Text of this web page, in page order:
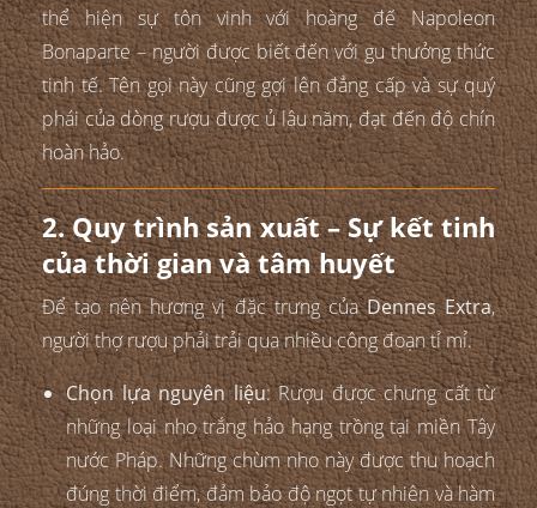
thể hiện sự tôn vinh với hoàng đế Napoleon
Bonaparte – người được biết đến với gu thưởng thức
tinh tế. Tên gọi này cũng gợi lên đẳng cấp và sự quý
phái của dòng rượu được ủ lâu năm, đạt đến độ chín
hoàn hảo.
2. Quy trình sản xuất – Sự kết tinh
của thời gian và tâm huyết
Để tạo nên hương vị đặc trưng củaDennes Extra,
người thợ rượu phải trải qua nhiều công đoạn tỉ mỉ.
Chọn lựa nguyên liệu: Rượu được chưng cất từ
những loại nho trắng hảo hạng trồng tại miền Tây
nước Pháp. Những chùm nho này được thu hoạch
đúng thời điểm, đảm bảo độ ngọt tự nhiên và hàm